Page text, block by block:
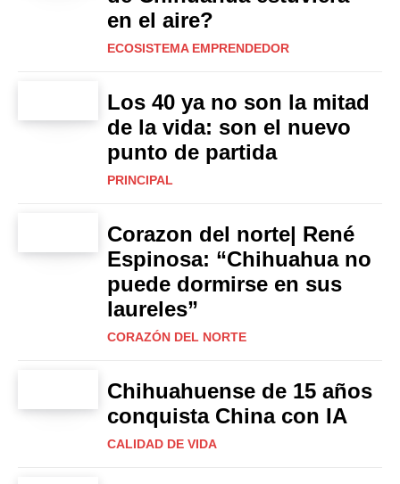
en el aire?
ECOSISTEMA EMPRENDEDOR
Los 40 ya no son la mitad
de la vida: son el nuevo
punto de partida
PRINCIPAL
Corazon del norte| René
Espinosa: “Chihuahua no
puede dormirse en sus
laureles”
CORAZÓN DEL NORTE
Chihuahuense de 15 años
conquista China con IA
CALIDAD DE VIDA